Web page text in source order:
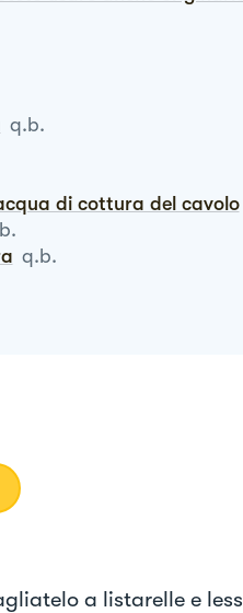
q.b.
di cottura del cavolo
q.b.
a listarelle e